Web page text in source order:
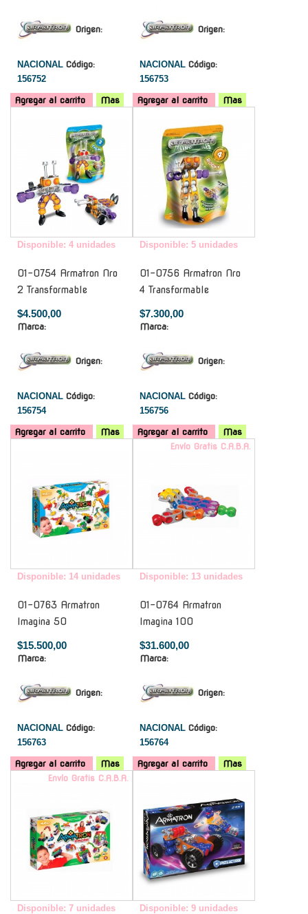
Origen:
NACIONAL Código:
156752
Agregar al carrito Mas
Origen:
NACIONAL Código:
156753
Agregar al carrito
Mas
Disponible: 4 unidades
01-0754 Armatron Nro
2 Transformable
$4.500,00
Marca:
Origen:
NACIONAL Código:
156754
Agregar al carrito Mas
Disponible: 5 unidades
01-0756 Armatron Nro
4 Transformable
$7.300,00
Marca:
Origen:
NACIONAL Código:
156756
Agregar al carrito
Mas
Disponible: 14 unidades
01-0763 Armatron
Imagina 50
$15.500,00
Marca:
Origen:
NACIONAL Código:
156763
Agregar al carrito Mas
Envío Gratis C.A.B.A.
Disponible: 13 unidades
01-0764 Armatron
Imagina 100
$31.600,00
Marca:
Origen:
NACIONAL Código:
156764
Agregar al carrito
Mas
Envío Gratis C.A.B.A.
Disponible: 7 unidades Disponible: 9 unidades